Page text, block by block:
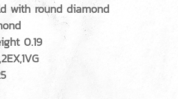
with round diamond
0.19